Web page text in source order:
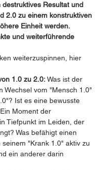
Resultat und
2.0 zu einem konstruktiven
Einheit werden.
und weiterführende
weiterzuspinnen, hier
1.0 zu 2.0: Was ist der
Wechsel vom "Mensch 1.0"
Ist es eine bewusste
Moment der
Tiefpunkt im Leiden, der
Was befähigt einen
seinem "Krank 1.0" aktiv zu
ein anderer darin